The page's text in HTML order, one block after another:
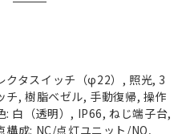
クタスイッチ（φ22）, 照光, 3
チ, 樹脂ベゼル, 手動復帰, 操作
: 白（透明）, IP66, ねじ端子台,
構成: NC/点灯ユニット/NO,